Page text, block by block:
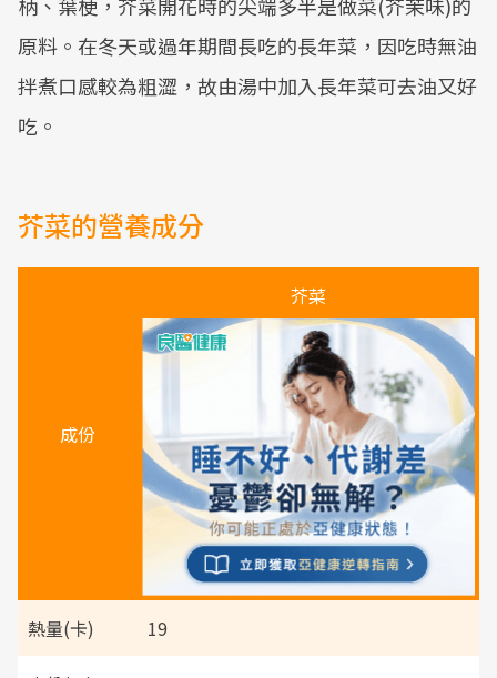
原料。在冬天或過年期間長吃的長年菜，因吃時無油
拌煮口感較為粗澀，故由湯中加入長年菜可去油又好
吃。
芥菜的營養成分
成份
芥菜
熱量(卡) 19